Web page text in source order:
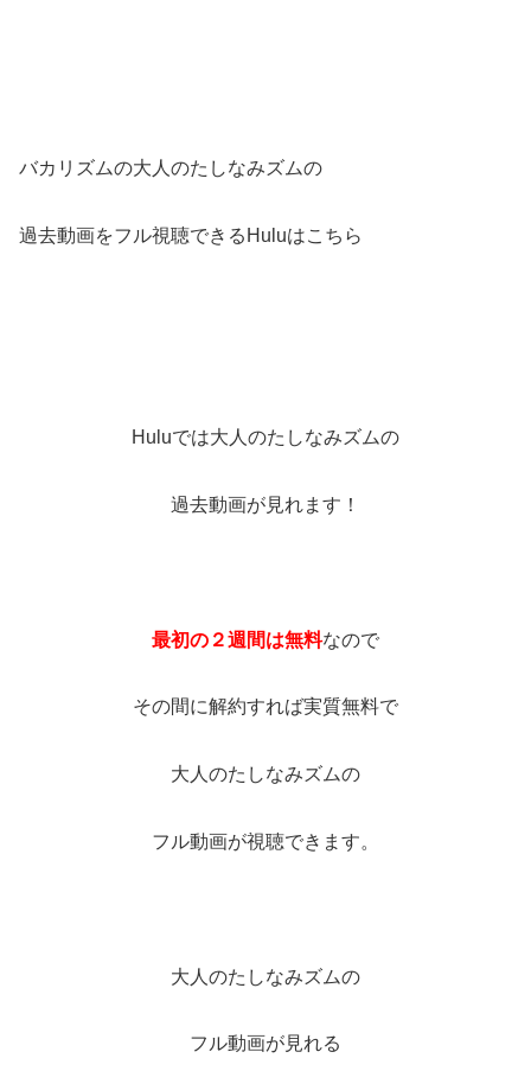
バカリズムの大人のたしなみズムの
過去動画をフル視聴できるHuluはこちら
Huluでは大人のたしなみズムの
過去動画が見れます！
最初の２週間は無料なので
その間に解約すれば実質無料で
大人のたしなみズムの
フル動画が視聴できます。
大人のたしなみズムの
フル動画が見れる